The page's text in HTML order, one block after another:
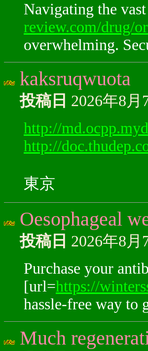
Navigating the
review.com/drug/
overwhelming.
kaksruqwuota
投稿日 2026年8
http://
http://
東京
Oesophageal
投稿日 2026年8
Purchase your
[url=https://
hassle-free way to
Much